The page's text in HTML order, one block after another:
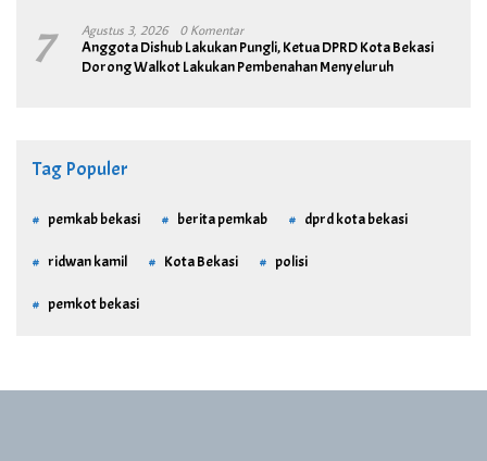
7 Agustus 3, 2026 0 Komentar
Anggota Dishub Lakukan Pungli, Ketua DPRD Kota Bekasi
Dorong Walkot Lakukan Pembenahan Menyeluruh
Tag Populer
pemkab bekasi berita pemkab dprd kota bekasi
ridwan kamil Kota Bekasi polisi
pemkot bekasi